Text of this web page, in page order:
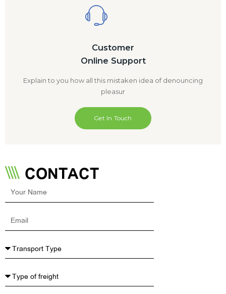
Customer
Online Support
Explain to you how all this mistaken idea of denouncing
pleasur
Get In Touch
CONTACT